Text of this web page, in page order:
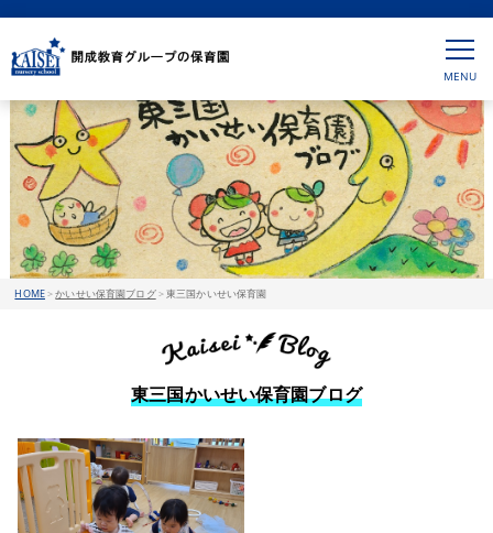
HOME>かいせい保育園ブログ>東三国かいせい保育園
東三国かいせい保育園ブログ